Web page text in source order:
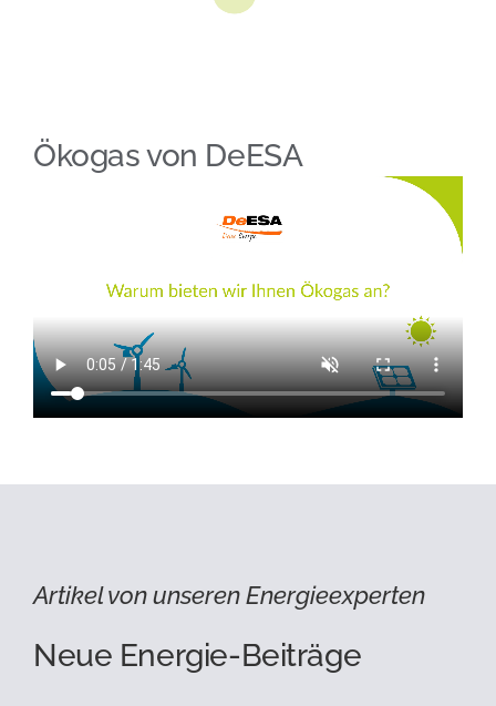
Ökogas von DeESA
Artikel von unseren Energieexperten
Neue Energie-Beiträge